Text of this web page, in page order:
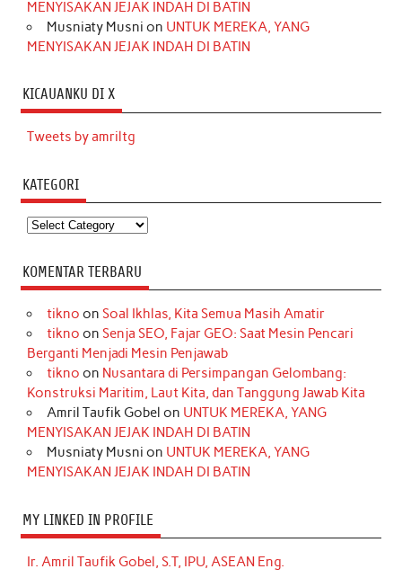
MENYISAKAN JEJAK INDAH DI BATIN
Musniaty Musni on UNTUK MEREKA, YANG
MENYISAKAN JEJAK INDAH DI BATIN
KICAUANKU DI X
Tweets by amriltg
KATEGORI
Kategori
KOMENTAR TERBARU
tikno on Soal Ikhlas, Kita Semua Masih Amatir
tikno on Senja SEO, Fajar GEO: Saat Mesin Pencari
Berganti Menjadi Mesin Penjawab
tikno on Nusantara di Persimpangan Gelombang:
Konstruksi Maritim, Laut Kita, dan Tanggung Jawab Kita
Amril Taufik Gobel on UNTUK MEREKA, YANG
MENYISAKAN JEJAK INDAH DI BATIN
Musniaty Musni on UNTUK MEREKA, YANG
MENYISAKAN JEJAK INDAH DI BATIN
MY LINKED IN PROFILE
Ir. Amril Taufik Gobel, S.T, IPU, ASEAN Eng.